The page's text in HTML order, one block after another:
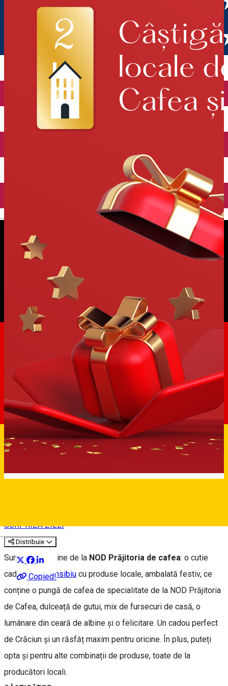
SURPRIZA ZILEI
Distribuie
Copied!
Surpriza zilei vine de la NOD Prăjitoria de cafea: o cutie
cadou #madeinsibiu cu produse locale, ambalată festiv, ce
conține o pungă de cafea de specialitate de la NOD Prăjitoria
de Cafea, dulceață de gutui, mix de fursecuri de casă, o
lumânare din ceară de albine și o felicitare. Un cadou perfect
de Crăciun și un răsfăț maxim pentru oricine. În plus, puteți
opta și pentru alte combinații de produse, toate de la
producători locali.